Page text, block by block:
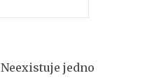
Neexistuje jedno